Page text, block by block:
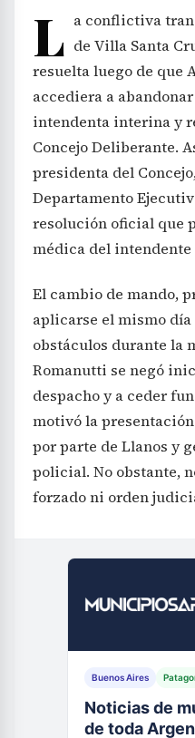
L a conflictiva
de Villa Santa
resuelta luego de que
accediera a
intendenta interina y
Concejo Deliberante.
presidenta del
Departamento
resolución oficial que
médica del intendente
El cambio de mando,
aplicarse el mismo
obstáculos durante la
Romanutti se negó
despacho y a ceder
motivó la
por parte de Llanos y
policial. No obstante,
forzado ni orden
Buenos Aires
Noticias de
de toda